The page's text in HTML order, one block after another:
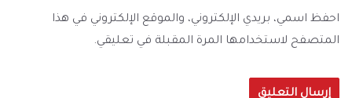
احفظ اسمي، بريدي الإلكتروني، والموقع الإلكتروني في هذا
المتصفح لاستخدامها المرة المقبلة في تعليقي.